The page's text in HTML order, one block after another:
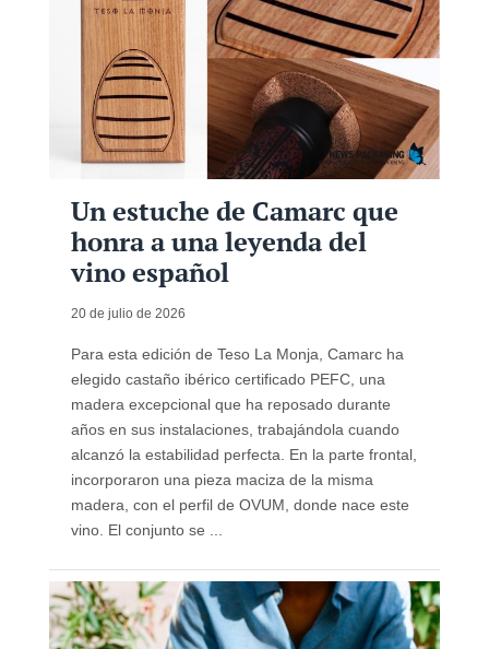
Un estuche de Camarc que
honra a una leyenda del
vino español
20 de julio de 2026
Para esta edición de Teso La Monja, Camarc ha
elegido castaño ibérico certificado PEFC, una
madera excepcional que ha reposado durante
años en sus instalaciones, trabajándola cuando
alcanzó la estabilidad perfecta. En la parte frontal,
incorporaron una pieza maciza de la misma
madera, con el perfil de OVUM, donde nace este
vino. El conjunto se ...